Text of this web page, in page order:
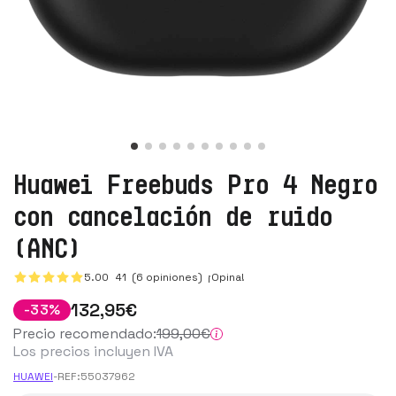
Huawei Freebuds Pro 4 Negro
con cancelación de ruido
(ANC)
5.00 41 (6 opiniones) ¡Opina!
-33% 132,95€
Precio recomendado:199,00€
Los precios incluyen IVA
HUAWEI-REF:55037962